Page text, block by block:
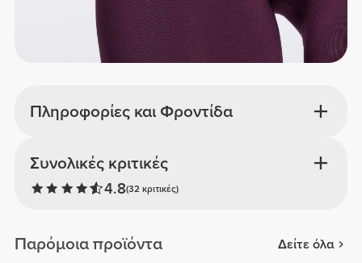
Πληροφορίες και Φροντίδα
Συνολικές κριτικές
4.8(32 κριτικές)
Παρόμοια προϊόντα Δείτε όλα